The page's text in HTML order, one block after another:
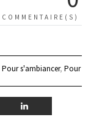
COMMENTAIRE(S)
Pour s'ambiancer, Pour